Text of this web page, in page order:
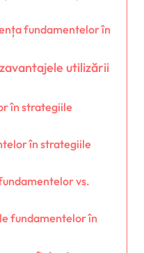
fundamentelor în
utilizării
în strategiile
în strategiile
vs.
fundamentelor în